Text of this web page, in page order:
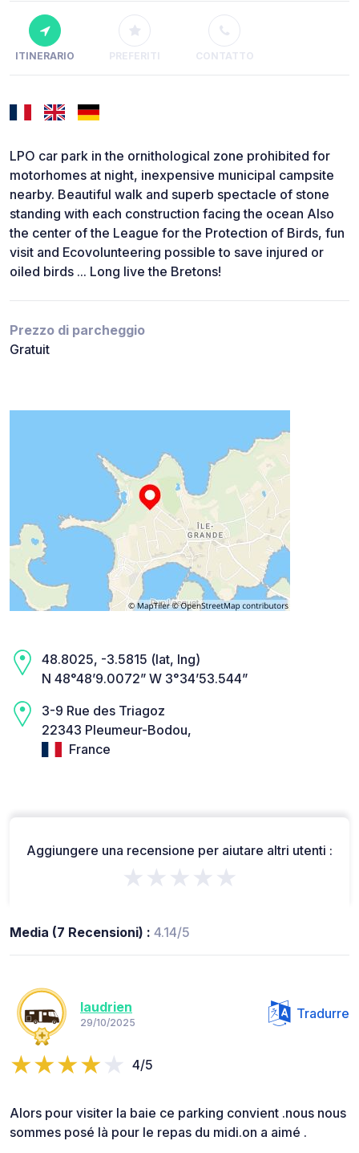
ITINERARIO PREFERITI CONTATTO
LPO car park in the ornithological zone prohibited for
motorhomes at night, inexpensive municipal campsite
nearby. Beautiful walk and superb spectacle of stone
standing with each construction facing the ocean Also
the center of the League for the Protection of Birds, fun
visit and Ecovolunteering possible to save injured or
oiled birds ... Long live the Bretons!
Prezzo di parcheggio
Gratuit
48.8025, -3.5815 (lat, lng)
N 48°48’9.0072” W 3°34’53.544”
3-9 Rue des Triagoz
22343 Pleumeur-Bodou,
France
Aggiungere una recensione per aiutare altri utenti :
★★★★★
Media (7 Recensioni) : 4.14/5
laudrien
29/10/2025
Tradurre
4/5
Alors pour visiter la baie ce parking convient .nous nous
sommes posé là pour le repas du midi.on a aimé .